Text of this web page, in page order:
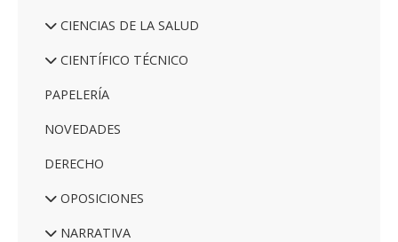
CIENCIAS DE LA SALUD
CIENTÍFICO TÉCNICO
PAPELERÍA
NOVEDADES
DERECHO
OPOSICIONES
NARRATIVA